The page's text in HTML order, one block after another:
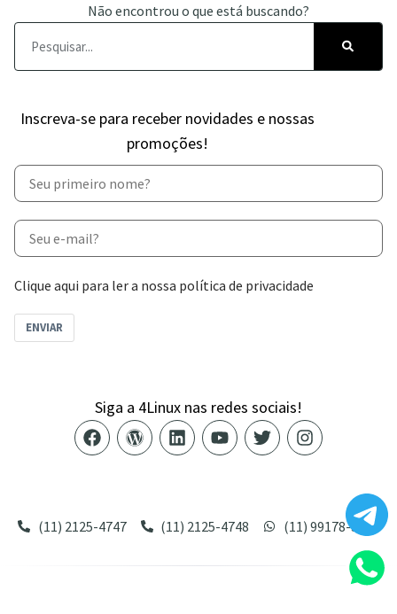
Não encontrou o que está buscando?
Inscreva-se para receber novidades e nossas
promoções!
Clique aqui para ler a nossa política de privacidade
ENVIAR
Siga a 4Linux nas redes sociais!
(11) 2125-4747 (11) 2125-4748 (11) 99178-3872